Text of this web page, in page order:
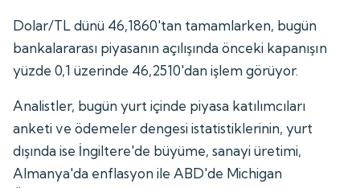
Dolar/TL dünü 46,1860'tan tamamlarken, bugün
bankalararası piyasanın açılışında önceki kapanışın
yüzde 0,1 üzerinde 46,2510'dan işlem görüyor.
Analistler, bugün yurt içinde piyasa katılımcıları
anketi ve ödemeler dengesi istatistiklerinin, yurt
dışında ise İngiltere'de büyüme, sanayi üretimi,
Almanya'da enflasyon ile ABD'de Michigan